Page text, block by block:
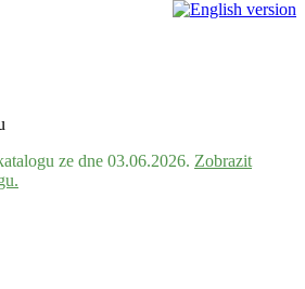
ze dne 03.06.2026. Zobrazit